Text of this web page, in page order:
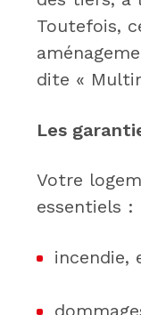
Toutefois,
dite «
Les
Votre
essentiels :
incendie,